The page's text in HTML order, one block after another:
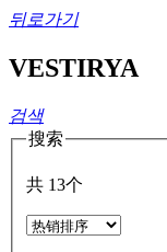
뒤로가기
VESTIRYA
검색
搜索
共 13个